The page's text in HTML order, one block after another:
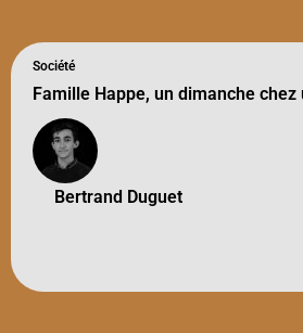
Société
Famille Happe, un dimanche chez
Bertrand Duguet